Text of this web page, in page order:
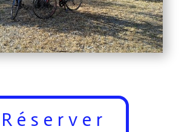
Réserver